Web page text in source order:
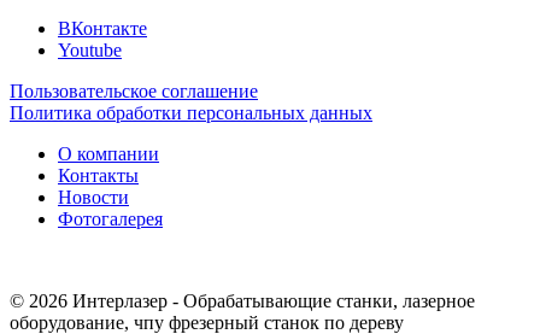
ВКонтакте
Youtube
Пользовательское соглашение
Политика обработки персональных данных
О компании
Контакты
Новости
Фотогалерея
© 2026 Интерлазер - Обрабатывающие станки, лазерное
оборудование, чпу фрезерный станок по дереву